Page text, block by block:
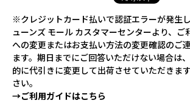
※クレジットカード払いで認証エラーが発生
ューンズ モール カスタマーセンターより、ご
への変更またはお支払い方法の変更確認のご
ます。期日までにご回答いただけない場合は
的に代引きに変更して出荷させていただきま
さい。
→ご利用ガイドはこちら